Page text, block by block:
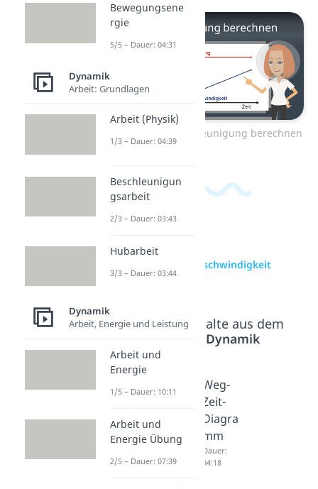
Zum Video: Beschleunigung berechnen
zur Videoseite:
Durchschnittsgeschwindigkeit
berechnen
Beliebte Inhalte aus dem
Dynamik
Winkelg
digkeit
Dauer:
05:15
igkeit
Dauer:
05:24
Weg-
Zeit-
Diagra
mm
Dauer:
04:18
Bewegungsene
rgie
5/5 – Dauer: 04:31
Dynamik
Arbeit: Grundlagen
Arbeit (Physik)
1/3 – Dauer: 04:39
Beschleunigun
gsarbeit
2/3 – Dauer: 03:43
Hubarbeit
3/3 – Dauer: 03:44
Dynamik
Arbeit, Energie und Leistung
Arbeit und
Energie
1/5 – Dauer: 10:11
Arbeit und
Energie Übung
2/5 – Dauer: 07:39